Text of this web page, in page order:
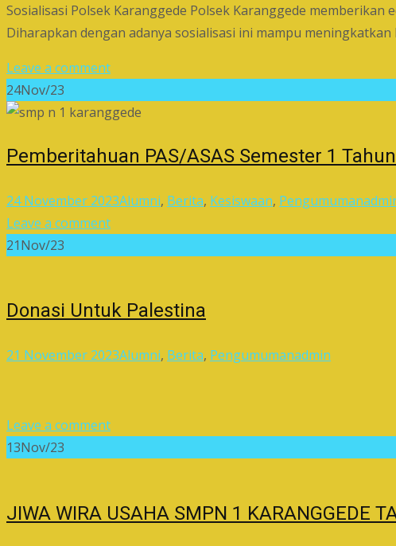
Sosialisasi Polsek Karanggede Polsek Karanggede
Diharapkan dengan adanya sosialisasi ini mampu meningkatkan
Leave a comment
24Nov/23
Pemberitahuan PAS/ASAS Semester 1
24 November 2023Alumni, Berita, Kesiswaan, Pengumuman
Leave a comment
21Nov/23
Donasi Untuk Palestina
21 November 2023Alumni, Berita, Pengumumanadmin
Leave a comment
13Nov/23
JIWA WIRA USAHA SMPN 1 KARANGGEDE